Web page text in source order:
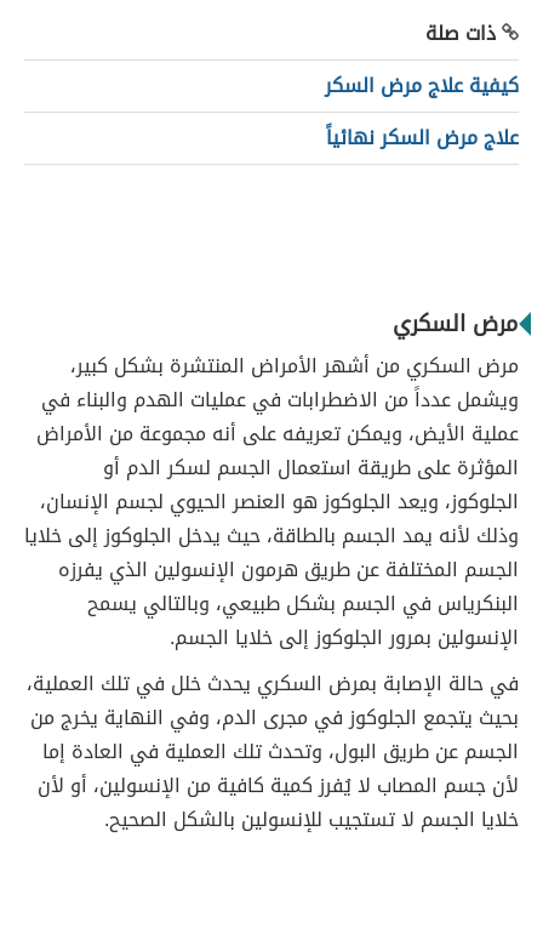
ذات صلة
كيفية علاج مرض السكر
علاج مرض السكر نهائياً
مرض السكري
مرض السكري من أشهر الأمراض المنتشرة بشكل كبير،
ويشمل عدداً من الاضطرابات في عمليات الهدم والبناء في
عملية الأيض، ويمكن تعريفه على أنه مجموعة من الأمراض
المؤثرة على طريقة استعمال الجسم لسكر الدم أو
الجلوكوز، ويعد الجلوكوز هو العنصر الحيوي لجسم الإنسان،
وذلك لأنه يمد الجسم بالطاقة، حيث يدخل الجلوكوز إلى خلايا
الجسم المختلفة عن طريق هرمون الإنسولين الذي يفرزه
البنكرياس في الجسم بشكل طبيعي، وبالتالي يسمح
الإنسولين بمرور الجلوكوز إلى خلايا الجسم.
في حالة الإصابة بمرض السكري يحدث خلل في تلك العملية،
بحيث يتجمع الجلوكوز في مجرى الدم، وفي النهاية يخرج من
الجسم عن طريق البول، وتحدث تلك العملية في العادة إما
لأن جسم المصاب لا يُفرز كمية كافية من الإنسولين، أو لأن
خلايا الجسم لا تستجيب للإنسولين بالشكل الصحيح.